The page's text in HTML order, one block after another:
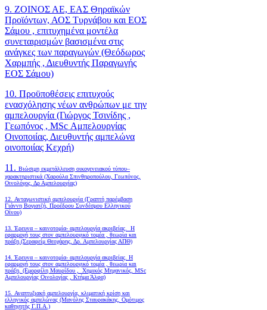
9. ΖΟΙΝΟΣ ΑΕ, ΕΑΣ Θηραϊκών
Προϊόντων, ΑΟΣ Τυρνάβου και ΕΟΣ
Σάμου , επιτυχημένα μοντέλα
συνεταιρισμών βασισμένα στις
ανάγκες των παραγωγών (Θεόδωρος
Χαρμπής , Διευθυντής Παραγωγής
ΕΟΣ Σάμου)
10. Προϋποθέσεις επιτυχούς
ενασχόλησης νέων ανθρώπων με την
αμπελουργία (Γιώργος Τσινίδης ,
Γεωπόνος , MSc Αμπελουργίας
Οινοποιίας, Διευθυντής αμπελώνα
οινοποιίας Κεχρή)
11. Βιώσιμη εκμετάλλευση οικογενειακού τύπου–
χαρακτηριστικά (Χαρούλα Σπινθηροπούλου, Γεωπόνος,
Οινολόγος, Δρ Αμπελουργίας)
12. Ανταγωνιστική αμπελουργία (Γραπτή παρέμβαση
Γιάννη Βογιατζή, Προέδρου Συνδέσμου Ελληνικού
Οίνου)
13. Έρευνα – καινοτομία- αμπελουργία ακριβείας. Η
εφαρμογή τους στον αμπελουργικό τομέα , θεωρία και
πράξη.(Σεραφείμ Θεοχάρης, Δρ. Αμπελουργίας ΑΠΘ)
14. Έρευνα – καινοτομία- αμπελουργία ακριβείας. Η
εφαρμογή τους στον αμπελουργικό τομέα , θεωρία και
πράξη. (Εμορφίλη Μαυρίδου , Χημικός Μηχανικός, MSc
Αμπελουργίας Οινολογίας , Κτήμα Άλφα)
15. Αναπτυξιακή αμπελουργία, κλιματική κρίση και
ελληνικός αμπελώνας (Μανόλης Σταυρακάκης, Ομότιμος
καθηγητής Γ.Π.Α.)